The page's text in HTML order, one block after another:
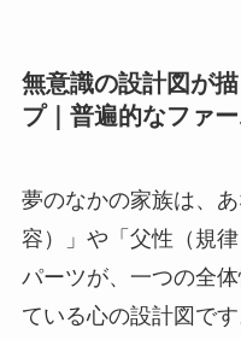
無意識の設計図が
プ｜普遍的なファ
夢のなかの家族は、
容）」や「父性（規
パーツが、一つの全
ている心の設計図で